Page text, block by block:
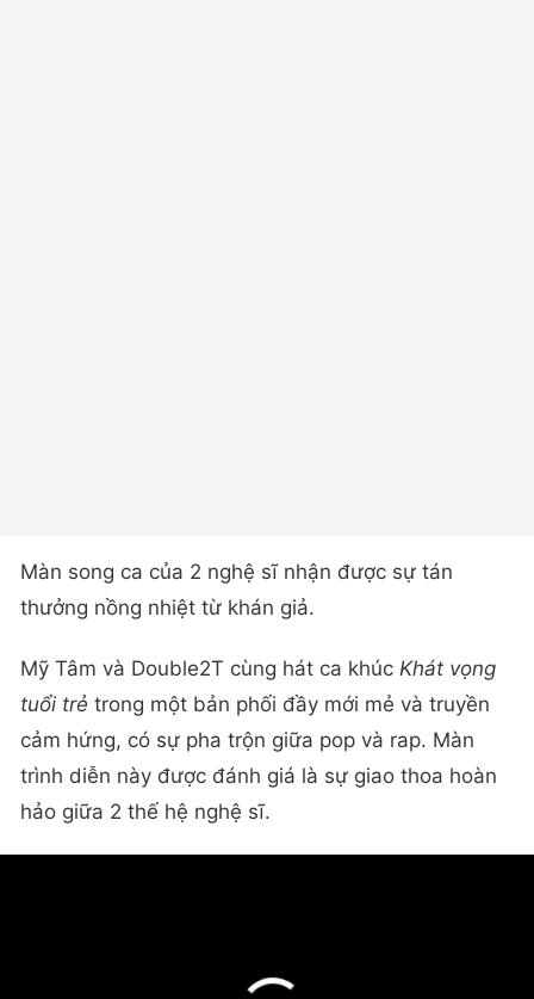
Màn song ca của 2 nghệ sĩ nhận được sự tán
thưởng nồng nhiệt từ khán giả.
Mỹ Tâm và Double2T cùng hát ca khúc Khát vọng
tuổi trẻ trong một bản phối đầy mới mẻ và truyền
cảm hứng, có sự pha trộn giữa pop và rap. Màn
trình diễn này được đánh giá là sự giao thoa hoàn
hảo giữa 2 thế hệ nghệ sĩ.